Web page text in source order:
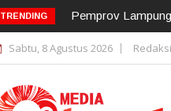
TRENDING 12 Pejabat
Sabtu, 8 Agustus 2026 Redaksi